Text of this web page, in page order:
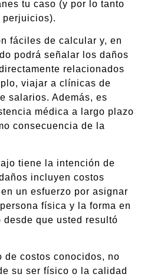
tu caso (y por lo tanto
perjuicios).
fáciles de calcular y, en
podrá señalar los daños
relacionados
viajar a clínicas de
salarios. Además, es
médica a largo plazo
consecuencia de la
tiene la intención de
incluyen costos
un esfuerzo por asignar
física y la forma en
que usted resultó
de costos conocidos, no
su ser físico o la calidad